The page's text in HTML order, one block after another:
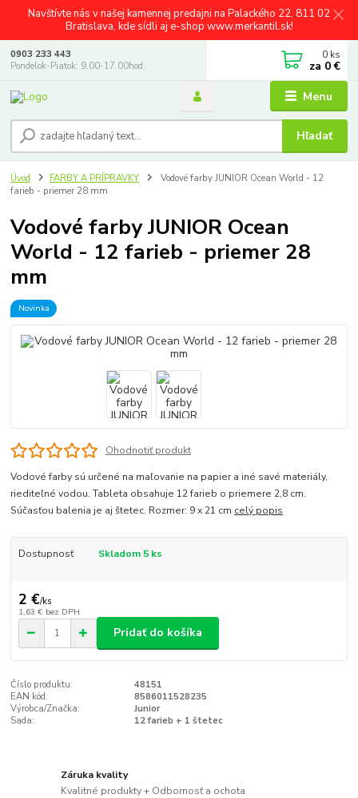
Navštívte nás v našej kamennej predajni na Palackého 22, 811 02
Bratislava, kde sídli aj e-shop www.merkantil.sk!
Menu
Hľadať
0903 233 443
Pondelok-Piatok: 9.00-17.00hod.
0 ks
za 0 €
Úvod FARBY A PRÍPRAVKY
Vodové farby JUNIOR Ocean World - 12
farieb - priemer 28 mm
Vodové farby JUNIOR Ocean
World - 12 farieb - priemer 28
mm
Novinka
Ohodnotiť produkt
Vodové farby sú určené na maľovanie na papier a iné savé materiály,
riediteľné vodou. Tableta obsahuje 12 farieb o priemere 2,8 cm.
Súčasťou balenia je aj štetec. Rozmer: 9 x 21 cm celý popis
Dostupnosť Skladom 5 ks
2 €/ks
1,63 € bez DPH
Pridať do košíka
Číslo produktu:
48151
EAN kód:
8586011528235
Výrobca/Značka:
Junior
Sada:
12 farieb + 1 štetec
Záruka kvality
Kvalitné produkty + Odbornosť a ochota